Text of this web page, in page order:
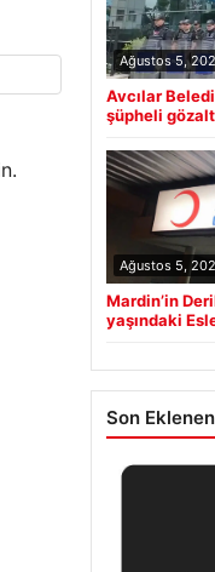
Ağustos 5,
Avcılar
şüpheli
Ağustos 5,
Mardin’in
yaşındaki
Son